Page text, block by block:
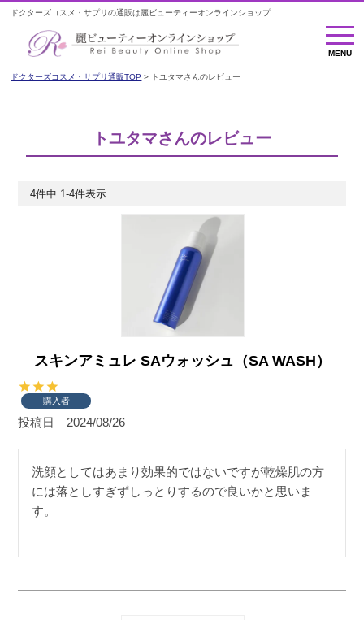
ドクターズコスメ・サプリの通販は麗ビューティーオンラインショップ
MENU
MENU
ドクターズコスメ・サプリ通販TOP トユタマさんのレビュー
トユタマさんのレビュー
4件中 1-4件表示
スキンアミュレ SAウォッシュ（SA WASH）
購入者
投稿日 2024/08/26
洗顔としてはあまり効果的ではないですが乾燥肌の方
には落としすぎずしっとりするので良いかと思いま
す。